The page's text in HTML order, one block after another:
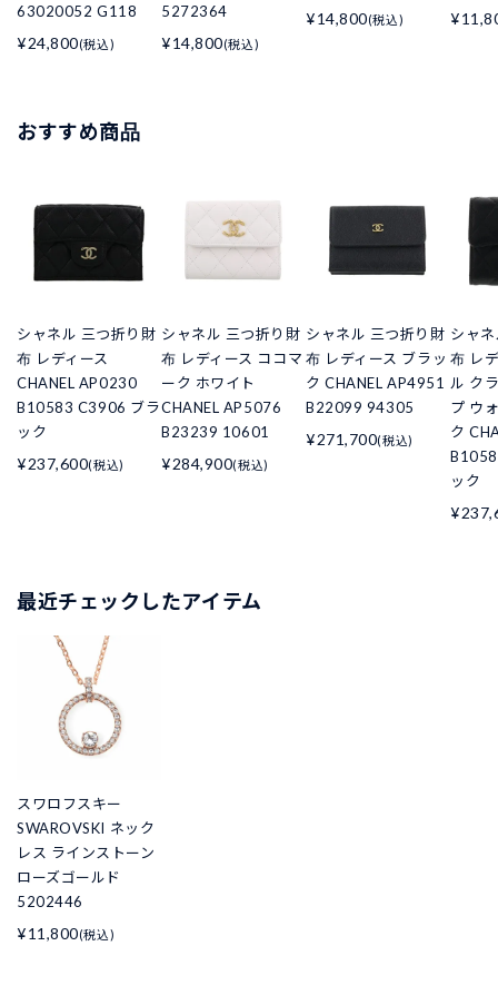
63020052 G118
¥24,800(税込)
5272364
¥14,800(税込)
¥14,800(税込)
おすすめ商品
シャネル 三つ折り財
布 レディース
CHANEL AP0230
B10583 C3906 ブラ
ック
¥237,600(税込)
シャネル 三つ折り財
布 レディース ココマ
ーク ホワイト
CHANEL AP5076
B23239 10601
¥284,900(税込)
シャネル 三つ折り財
布 レディース ブラッ
ク CHANEL AP4951
B22099 94305
¥271,700(税込)
シャ
布 レ
ル ク
プ ウ
ク
ック
最近チェックしたアイテム
スワロフスキー
SWAROVSKI ネック
レス ラインストーン
ローズゴールド
5202446
¥11,800(税込)